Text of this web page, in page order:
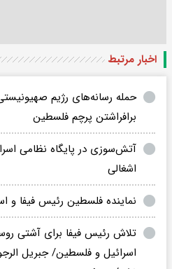
اخبار مرتبط
حمله رسانه‌های رژیم
برافراشتن پرچم فلسطین
آتش‌سوزی در پایگاه نظامی
اشغالی
نماینده فلسطین رئیس فیفا و
تلاش رئیس فیفا برای آشتی
اسرائیل و فلسطین/ جبریل